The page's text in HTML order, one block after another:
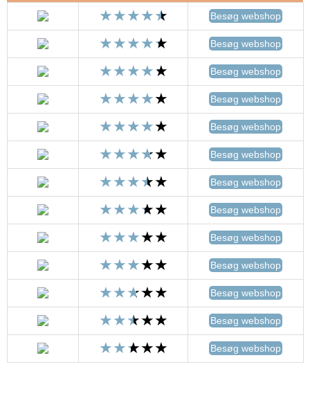
Besøg webshop
Besøg webshop
Besøg webshop
Besøg webshop
Besøg webshop
Besøg webshop
Besøg webshop
Besøg webshop
Besøg webshop
Besøg webshop
Besøg webshop
Besøg webshop
Besøg webshop